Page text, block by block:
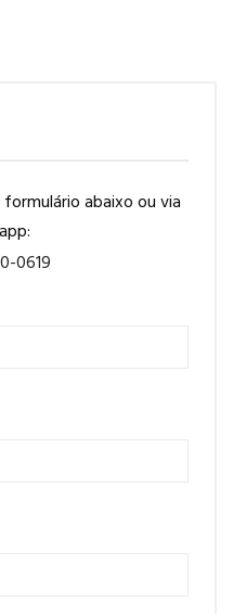
abaixo ou via
0619